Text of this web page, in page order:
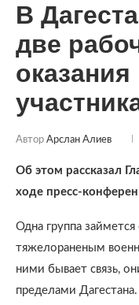
В
две
Автор Арслан Алиев
Об этом рассказал
ходе пресс-
Одна группа
тяжелораненым
ними бывает связь,
пределами